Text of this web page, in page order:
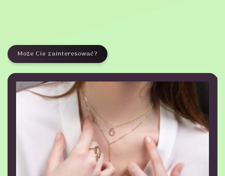
Może Cie zainteresować?